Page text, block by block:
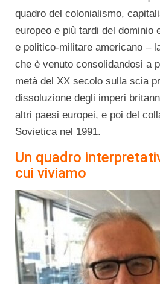
quadro del colonialismo,
europeo e più tardi del dominio
e politico-militare americano –
che è venuto consolidandosi a
metà del XX secolo sulla scia
dissoluzione degli imperi
altri paesi europei, e poi del
Sovietica nel 1991.
Un quadro
cui viviamo